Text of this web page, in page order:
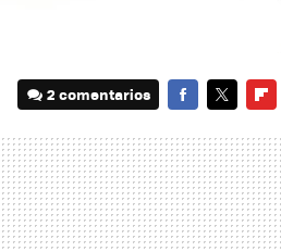
2 comentarios